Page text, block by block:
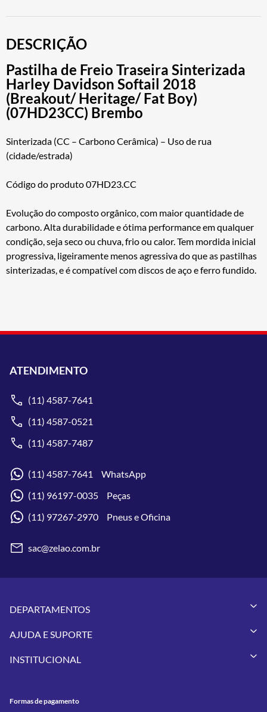
DESCRIÇÃO
Pastilha de Freio Traseira Sinterizada
Harley Davidson Softail 2018
(Breakout/ Heritage/ Fat Boy)
(07HD23CC) Brembo
Sinterizada (CC – Carbono Cerâmica) – Uso de rua
(cidade/estrada)
Código do produto 07HD23.CC
Evolução do composto orgânico, com maior quantidade de
carbono. Alta durabilidade e ótima performance em qualquer
condição, seja seco ou chuva, frio ou calor. Tem mordida inicial
progressiva, ligeiramente menos agressiva do que as pastilhas
sinterizadas, e é compatível com discos de aço e ferro fundido.
ATENDIMENTO
(11) 4587-7641
(11) 4587-0521
(11) 4587-7487
(11) 4587-7641 WhatsApp
(11) 96197-0035 Peças
(11) 97267-2970 Pneus e Oficina
sac@zelao.com.br
DEPARTAMENTOS
Vestuários
Pneus
Utilidades
AJUDA E SUPORTE
Meus Pedidos
INSTITUCIONAL
Contato
Formas de pagamento